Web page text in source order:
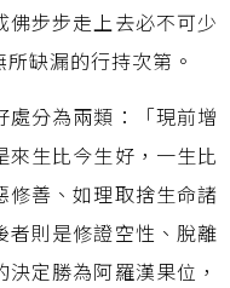
步步走上去必不可少
缺漏的行持次第。
分為兩類：「現前增
生比今生好，一生比
修善、如理取捨生命諸
者則是修證空性、脫離
定勝為阿羅漢果位，